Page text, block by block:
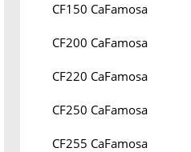
CF150 CaFamosa
CF200 CaFamosa
CF220 CaFamosa
CF250 CaFamosa
CF255 CaFamosa